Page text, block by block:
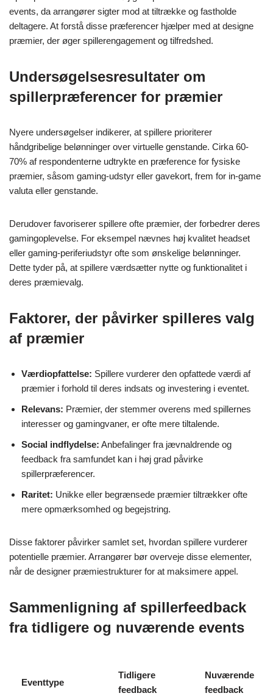
events, da arrangører sigter mod at tiltrække og fastholde
deltagere. At forstå disse præferencer hjælper med at designe
præmier, der øger spillerengagement og tilfredshed.
Undersøgelsesresultater om
spillerpræferencer for præmier
Nyere undersøgelser indikerer, at spillere prioriterer
håndgribelige belønninger over virtuelle genstande. Cirka 60-
70% af respondenterne udtrykte en præference for fysiske
præmier, såsom gaming-udstyr eller gavekort, frem for in-game
valuta eller genstande.
Derudover favoriserer spillere ofte præmier, der forbedrer deres
gamingoplevelse. For eksempel nævnes høj kvalitet headset
eller gaming-periferiudstyr ofte som ønskelige belønninger.
Dette tyder på, at spillere værdsætter nytte og funktionalitet i
deres præmievalg.
Faktorer, der påvirker spilleres valg
af præmier
Værdiopfattelse: Spillere vurderer den opfattede værdi af
præmier i forhold til deres indsats og investering i eventet.
Relevans: Præmier, der stemmer overens med spillernes
interesser og gamingvaner, er ofte mere tiltalende.
Social indflydelse: Anbefalinger fra jævnaldrende og
feedback fra samfundet kan i høj grad påvirke
spillerpræferencer.
Raritet: Unikke eller begrænsede præmier tiltrækker ofte
mere opmærksomhed og begejstring.
Disse faktorer påvirker samlet set, hvordan spillere vurderer
potentielle præmier. Arrangører bør overveje disse elementer,
når de designer præmiestrukturer for at maksimere appel.
Sammenligning af spillerfeedback
fra tidligere og nuværende events
Eventtype
Tidligere
feedback
Nuværende
feedback